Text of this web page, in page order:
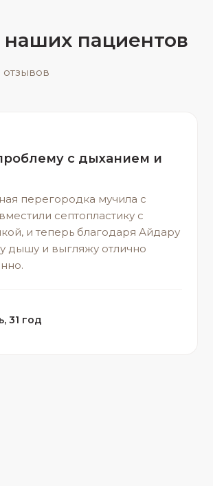
пациентов
отзывов
с дыханием и
перегородка мучила с
септопластику с
и теперь благодаря Айдару
дышу и выгляжу отлично
31 год